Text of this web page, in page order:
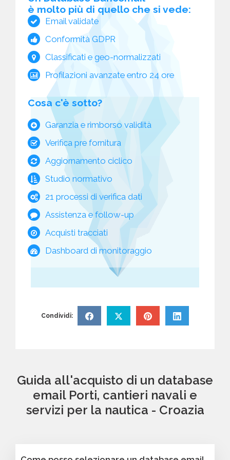
è molto più di quello che si vede:
Email validate
Conformità GDPR
Classificati e geo-normalizzati
Profilazioni avanzate entro 24 ore
Cosa c'è sotto?
Garanzia e rimborso validità
Verifica pre fornitura
Aggiornamento ciclico
Studio normativo
21 processi di verifica dati
Assistenza e follow-up
Acquisti tracciati
Dashboard di monitoraggio
Condividi:
Guida all'acquisto di un database
email Porti, cantieri navali e
servizi per la nautica - Croazia